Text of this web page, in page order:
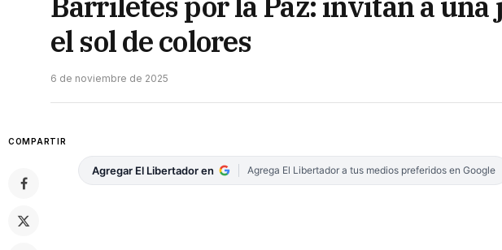
el sol de colores
6 de noviembre de 2025
COMPARTIR
Agregar El Libertador en Agrega El Libertador a tus medios preferidos en Google